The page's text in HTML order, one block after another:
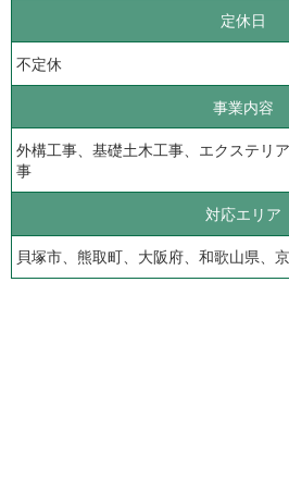
定休日
不定休
事業内容
外構工事、基礎土木工事、エクステリ
事
対応エリア
貝塚市、熊取町、大阪府、和歌山県、